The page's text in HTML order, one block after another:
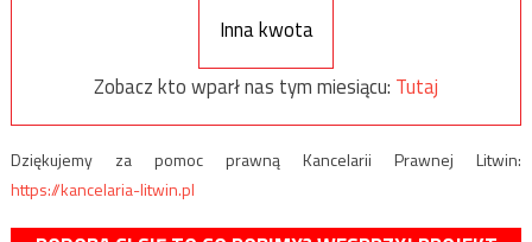
Inna kwota
Zobacz kto wparł nas tym miesiącu: Tutaj
Dziękujemy za pomoc prawną Kancelarii Prawnej Litwin:
https://kancelaria-litwin.pl